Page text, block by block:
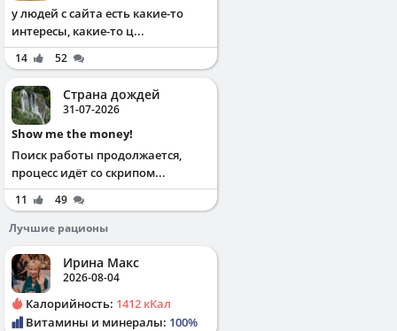
у людей с сайта есть какие-то
интересы, какие-то ц...
14 52
Страна дождей
31-07-2026
Show me the money!
Поиск работы продолжается,
процесс идёт со скрипом...
11
49
Лучшие рационы
Ирина Макс
2026-08-04
Калорийность: 1412 кКал
Витамины и минералы: 100%